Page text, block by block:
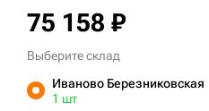
75 158 ₽
Выберите склад
Иваново Березниковская
1 шт